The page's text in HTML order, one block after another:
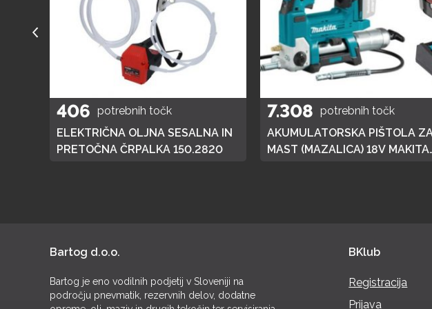
406 potrebnih točk
ELEKTRIČNA OLJNA SESALNA IN
PRETOČNA ČRPALKA 150.2820
7.308 potrebnih točk
AKUMULATORSKA PIŠTOLA ZA
MAST (MAZALICA) 18V MAKITA
Bartog d.o.o.
Bartog je eno vodilnih podjetij v Sloveniji na
področju pnevmatik, rezervnih delov, dodatne
BKlub
Registracija
Prijava